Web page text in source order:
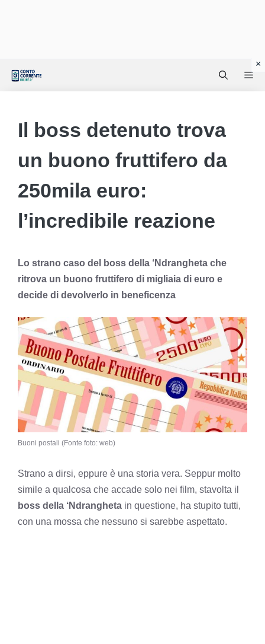
Il boss detenuto trova
un buono fruttifero da
250mila euro:
l’incredibile reazione
Lo strano caso del boss della ‘Ndrangheta che
ritrova un buono fruttifero di migliaia di euro e
decide di devolverlo in beneficenza
Buoni postali (Fonte foto: web)
Strano a dirsi, eppure è una storia vera. Seppur molto
simile a qualcosa che accade solo nei film, stavolta il
boss della ‘Ndrangheta in questione, ha stupito tutti,
con una mossa che nessuno si sarebbe aspettato.